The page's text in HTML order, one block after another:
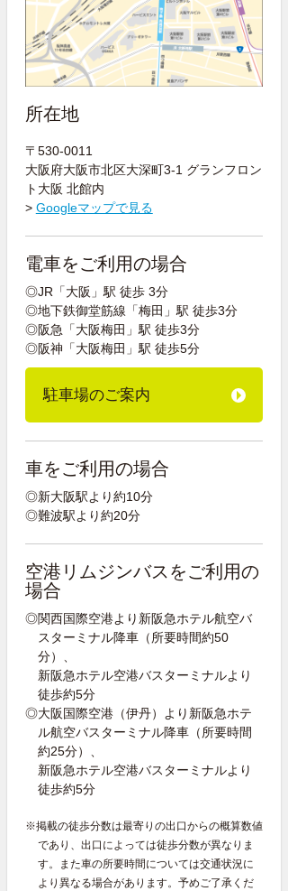
所在地
〒530-0011
大阪府大阪市北区大深町3-1 グランフロン
ト大阪 北館内
> Googleマップで見る
電車をご利用の場合
◎JR「大阪」駅 徒歩 3分
◎地下鉄御堂筋線「梅田」駅 徒歩3分
◎阪急「大阪梅田」駅 徒歩3分
◎阪神「大阪梅田」駅 徒歩5分
駐車場のご案内
車をご利用の場合
◎新大阪駅より約10分
◎難波駅より約20分
空港リムジンバスをご利用の
場合
◎関西国際空港より新阪急ホテル航空バ
スターミナル降車（所要時間約50
分）、
新阪急ホテル空港バスターミナルより
徒歩約5分
◎大阪国際空港（伊丹）より新阪急ホテ
ル航空バスターミナル降車（所要時間
約25分）、
新阪急ホテル空港バスターミナルより
徒歩約5分
※掲載の徒歩分数は最寄りの出口からの概算数値
であり、出口によっては徒歩分数が異なりま
す。また車の所要時間については交通状況に
より異なる場合があります。予めご了承くだ